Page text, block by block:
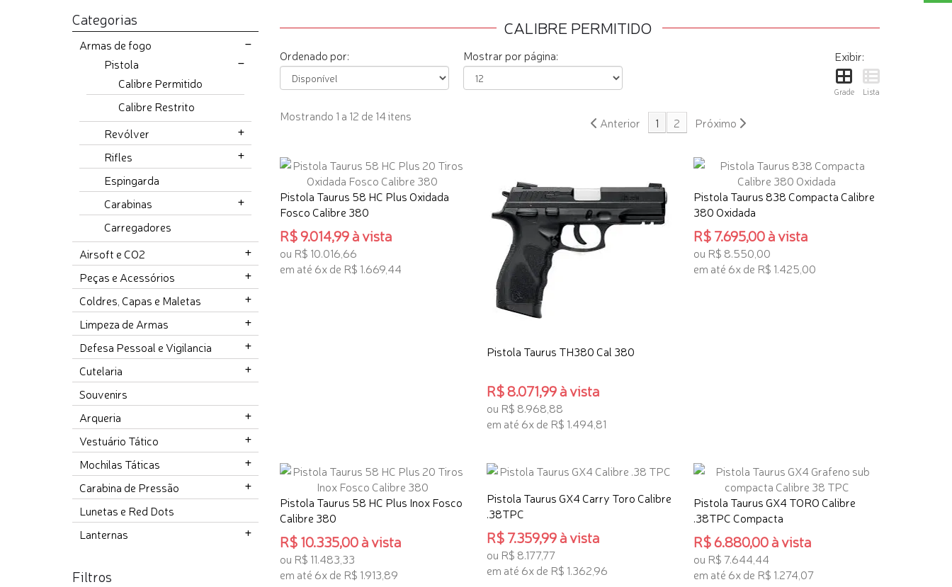
Categorias
Armas de fogo
Pistola
Calibre Permitido
Calibre Restrito
Revólver
Rifles
Espingarda
Carabinas
Carregadores
Airsoft e CO2
Peças e Acessórios
Coldres, Capas e Maletas
Limpeza de Armas
Defesa Pessoal e Vigilancia
Cutelaria
Souvenirs
Arqueria
Vestuário Tático
Mochilas Táticas
Carabina de Pressão
Lunetas e Red Dots
Lanternas
Filtros
CALIBRE PERMITIDO
Exibir:
Grade Lista
Ordenado por: Mostrar por página:
Anterior 1 2 Próximo
Mostrando 1 a 12 de 14 itens
Pistola Taurus 58 HC Plus Oxidada
Fosco Calibre 380
R$ 9.014,99 à vista
ou R$ 10.016,66
em até 6x de R$ 1.669,44
Pistola Taurus TH380 Cal 380
R$ 8.071,99 à vista
ou R$ 8.968,88
em até 6x de R$ 1.494,81
Pistola Taurus 838 Compacta Calibre
380 Oxidada
R$ 7.695,00 à vista
ou R$ 8.550,00
em até 6x de R$ 1.425,00
Pistola Taurus 58 HC Plus Inox Fosco
Calibre 380
R$ 10.335,00 à vista
ou R$ 11.483,33
em até 6x de R$ 1.913,89
Pistola Taurus GX4 Carry Toro Calibre
.38TPC
R$ 7.359,99 à vista
ou R$ 8.177,77
em até 6x de R$ 1.362,96
Pistola Taurus GX4 TORO Calibre
.38TPC Compacta
R$ 6.880,00 à vista
ou R$ 7.644,44
em até 6x de R$ 1.274,07